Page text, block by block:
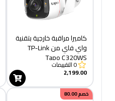
كاميرا مراقبة خارجية بتقنية
واي فاي من TP-Link
Tapo C320WS
0التقييمات
2,199.00
خصم80.00